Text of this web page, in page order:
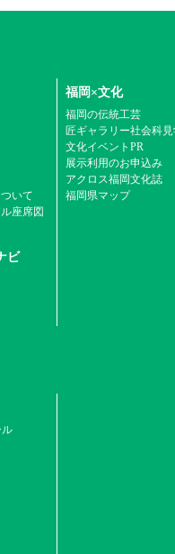
いて
座席図
福岡×文化
福岡の伝統工芸
匠ギャラリー社会科
文化イベントPR
展示利用のお申込み
アクロス福岡文化誌
福岡県マップ
ビ